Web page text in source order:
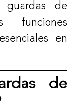
guardas de
funciones
en
de